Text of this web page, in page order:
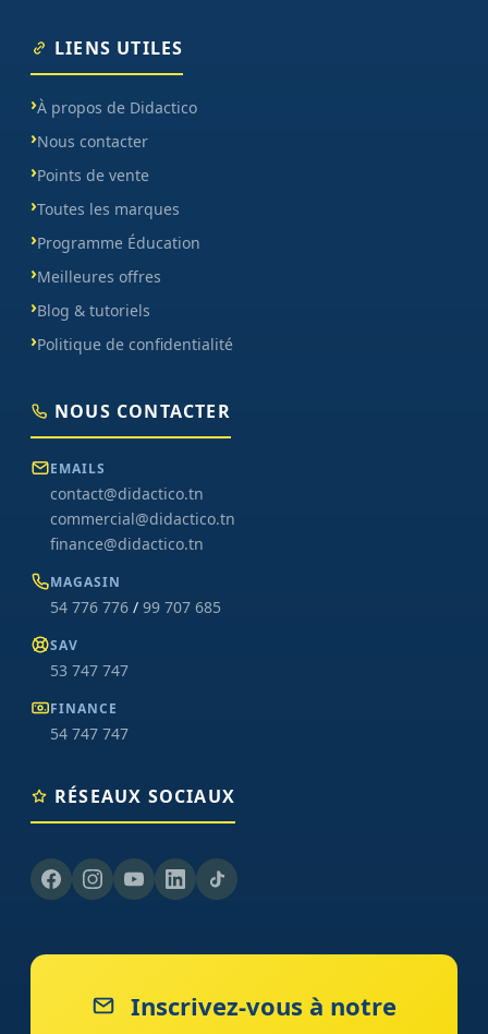
LIENS UTILES
À propos de Didactico
Nous contacter
Points de vente
Toutes les marques
Programme Éducation
Meilleures offres
Blog & tutoriels
Politique de confidentialité
NOUS CONTACTER
EMAILS
contact@didactico.tn
commercial@didactico.tn
finance@didactico.tn
MAGASIN
54 776 776 / 99 707 685
SAV
53 747 747
FINANCE
54 747 747
RÉSEAUX SOCIAUX
Inscrivez-vous à notre